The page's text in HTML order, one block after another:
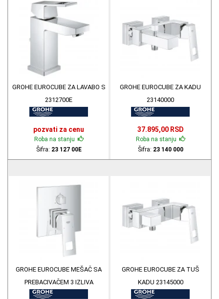
GROHE EUROCUBE ZA LAVABO S
2312700E
pozvati za cenu
Roba na stanju
Šifra: 23 127 00E
GROHE EUROCUBE ZA KADU
23140000
37.895,00 RSD
Roba na stanju
Šifra: 23 140 000
GROHE EUROCUBE MEŠAČ SA
PREBACIVAČEM 3 IZLIVA
24094000
GROHE EUROCUBE ZA TUŠ
KADU 23145000